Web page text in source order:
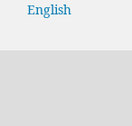
English